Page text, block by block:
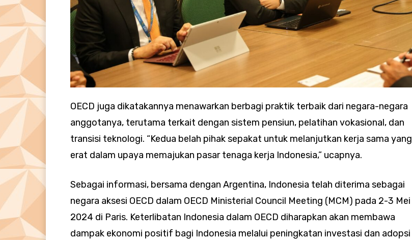
OECD juga dikatakannya menawarkan berbagi praktik terbaik dari negara-negara
anggotanya, terutama terkait dengan sistem pensiun, pelatihan vokasional, dan
transisi teknologi. “Kedua belah pihak sepakat untuk melanjutkan kerja sama yang
erat dalam upaya memajukan pasar tenaga kerja Indonesia,” ucapnya.
Sebagai informasi, bersama dengan Argentina, Indonesia telah diterima sebagai
negara aksesi OECD dalam OECD Ministerial Council Meeting (MCM) pada 2-3 Mei
2024 di Paris. Keterlibatan Indonesia dalam OECD diharapkan akan membawa
dampak ekonomi positif bagi Indonesia melalui peningkatan investasi dan adopsi